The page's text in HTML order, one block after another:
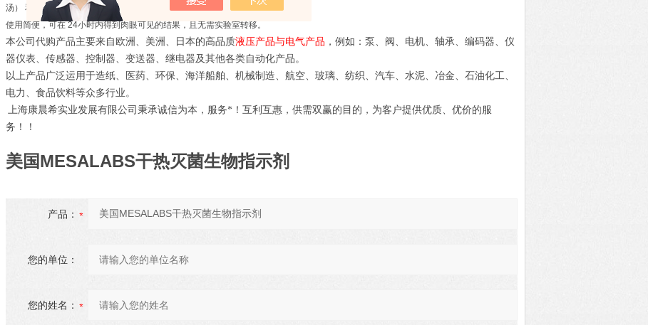
汤） 和颜色指示剂。若孢子生长，培养基颜色变黄，指示灭菌失败。
使用简便，可在 24小时内得到肉眼可见的结果，且无需实验室转移。
本公司代购产品主要来自欧洲、美洲、日本的高品质液压产品与电气产品 ，例如：泵、阀、电机、轴承、编码器、仪
器仪表、传感器、控制器、变送器、继电器及其他各类自动化产品。
以上产品广泛运用于造纸、医药、环保、海洋船舶、机械制造、航空、玻璃、纺织、汽车、水泥、冶金、石油化工、
电力、食品饮料等众多行业。
上海康晨希实业发展有限公司秉承诚信为本，服务*！互利互惠，供需双赢的目的，为客户提供优质、优价的服
务！！
美国MESALABS干热灭菌生物指示剂
产品：
您的单位：
您的姓名：